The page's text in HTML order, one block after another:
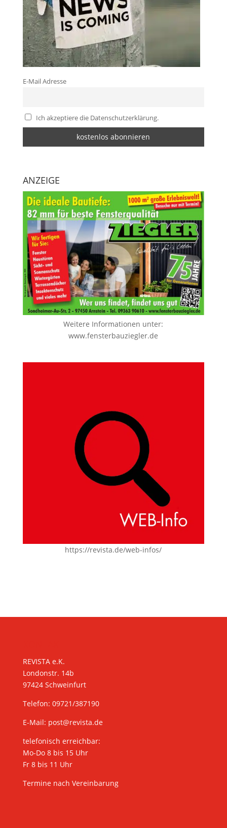
E-Mail Adresse
Ich akzeptiere die Datenschutzerklärung.
ANZEIGE
Weitere Informationen unter:
www.fensterbauziegler.de
https://revista.de/web-infos/
REVISTA e.K.
Londonstr. 14b
97424 Schweinfurt
Telefon: 09721/387190
E-Mail: post@revista.de
telefonisch erreichbar:
Mo-Do 8 bis 15 Uhr
Fr 8 bis 11 Uhr
Termine nach Vereinbarung